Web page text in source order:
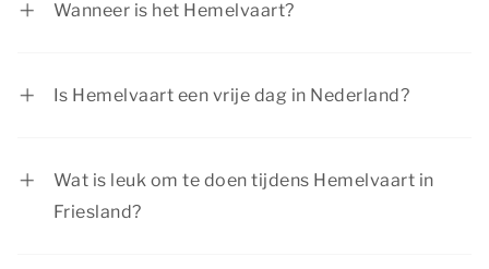
Wanneer is het Hemelvaart?
Is Hemelvaart een vrije dag in Nederland?
Wat is leuk om te doen tijdens Hemelvaart in
Friesland?